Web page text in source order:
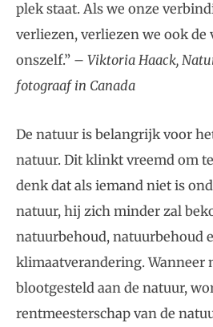
plek staat. Als we onze
verliezen, verliezen we ook
onszelf.” – Viktoria Haack,
fotograaf in Canada
De natuur is belangrijk voor
natuur. Dit klinkt vreemd om
denk dat als iemand niet is
natuur, hij zich minder zal
natuurbehoud, natuurbehoud
klimaatverandering. Wanneer
blootgesteld aan de natuur,
rentmeesterschap van de